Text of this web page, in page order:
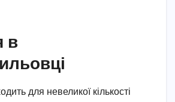
в
для невеликої кількості